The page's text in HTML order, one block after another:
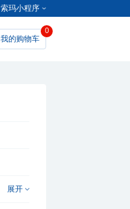
索玛小程序
我的购物车
0
展开